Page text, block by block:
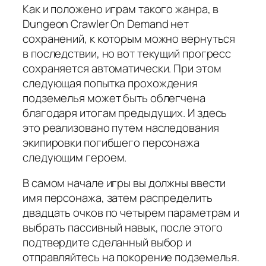
Как и положено играм такого жанра, в
Dungeon Crawler On Demand нет
сохранений, к которым можно вернуться
в последствии, но вот текущий прогресс
сохраняется автоматически. При этом
следующая попытка прохождения
подземелья может быть облегчена
благодаря итогам предыдущих. И здесь
это реализовано путем наследования
экипировки погибшего персонажа
следующим героем.
В самом начале игры вы должны ввести
имя персонажа, затем распределить
двадцать очков по четырем параметрам и
выбрать пассивный навык, после этого
подтвердите сделанный выбор и
отправляйтесь на покорение подземелья.